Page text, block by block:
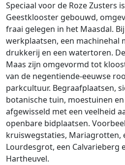
Speciaal voor de Roze Zusters
Geestklooster gebouwd,
fraai gelegen in het Maasdal.
werkplaatsen, een machinehal
drukkerij en een watertoren.
Maas zijn omgevormd tot
van de negentiende-eeuwse
parkcultuur. Begraafplaatsen,
botanische tuin, moestuinen
afgewisseld met een veelheid
openbare bidplaatsen.
kruiswegstaties, Mariagrotten,
Lourdesgrot, een Calvarieberg
Hartheuvel.